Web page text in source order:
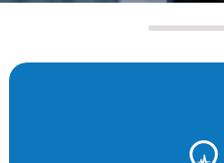
Voir plus